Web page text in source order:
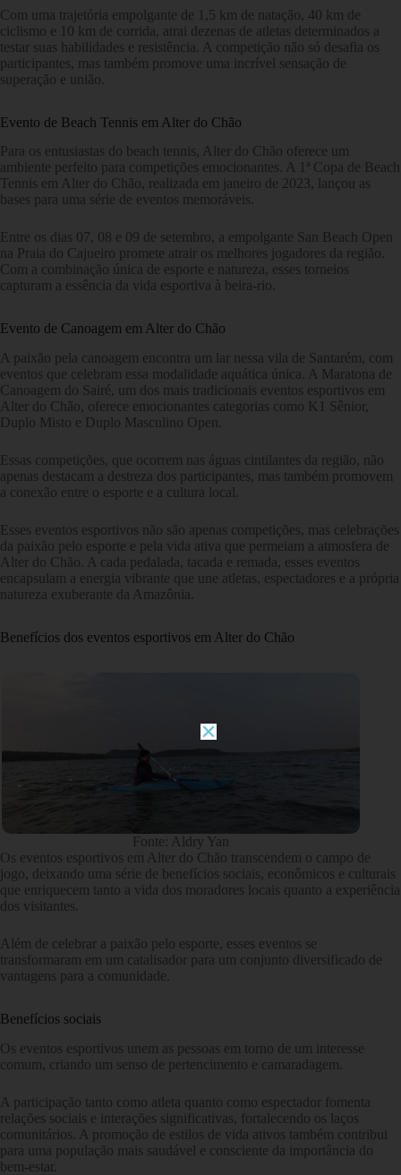
Com uma trajetória empolgante de 1,5 km de natação, 40 km de
ciclismo e 10 km de corrida, atrai dezenas de atletas determinados a
testar suas habilidades e resistência. A competição não só desafia os
participantes, mas também promove uma incrível sensação de
superação e união.
Evento de Beach Tennis em Alter do Chão
Para os entusiastas do beach tennis, Alter do Chão oferece um
ambiente perfeito para competições emocionantes. A 1ª Copa de Beach
Tennis em Alter do Chão, realizada em janeiro de 2023, lançou as
bases para uma série de eventos memoráveis.
Entre os dias 07, 08 e 09 de setembro, a empolgante San Beach Open
na Praia do Cajueiro promete atrair os melhores jogadores da região.
Com a combinação única de esporte e natureza, esses torneios
capturam a essência da vida esportiva à beira-rio.
Evento de Canoagem em Alter do Chão
A paixão pela canoagem encontra um lar nessa vila de Santarém, com
eventos que celebram essa modalidade aquática única. A Maratona de
Canoagem do Sairé, um dos mais tradicionais eventos esportivos em
Alter do Chão, oferece emocionantes categorias como K1 Sênior,
Duplo Misto e Duplo Masculino Open.
Essas competições, que ocorrem nas águas cintilantes da região, não
apenas destacam a destreza dos participantes, mas também promovem
a conexão entre o esporte e a cultura local.
Esses eventos esportivos não são apenas competições, mas celebrações
da paixão pelo esporte e pela vida ativa que permeiam a atmosfera de
Alter do Chão. A cada pedalada, tacada e remada, esses eventos
encapsulam a energia vibrante que une atletas, espectadores e a própria
natureza exuberante da Amazônia.
Benefícios dos eventos esportivos em Alter do Chão
Fonte: Aldry Yan
Os eventos esportivos em Alter do Chão transcendem o campo de
jogo, deixando uma série de benefícios sociais, econômicos e culturais
que enriquecem tanto a vida dos moradores locais quanto a experiência
dos visitantes.
Além de celebrar a paixão pelo esporte, esses eventos se
transformaram em um catalisador para um conjunto diversificado de
vantagens para a comunidade.
Benefícios sociais
Os eventos esportivos unem as pessoas em torno de um interesse
comum, criando um senso de pertencimento e camaradagem.
A participação tanto como atleta quanto como espectador fomenta
relações sociais e interações significativas, fortalecendo os laços
comunitários. A promoção de estilos de vida ativos também contribui
para uma população mais saudável e consciente da importância do
bem-estar.